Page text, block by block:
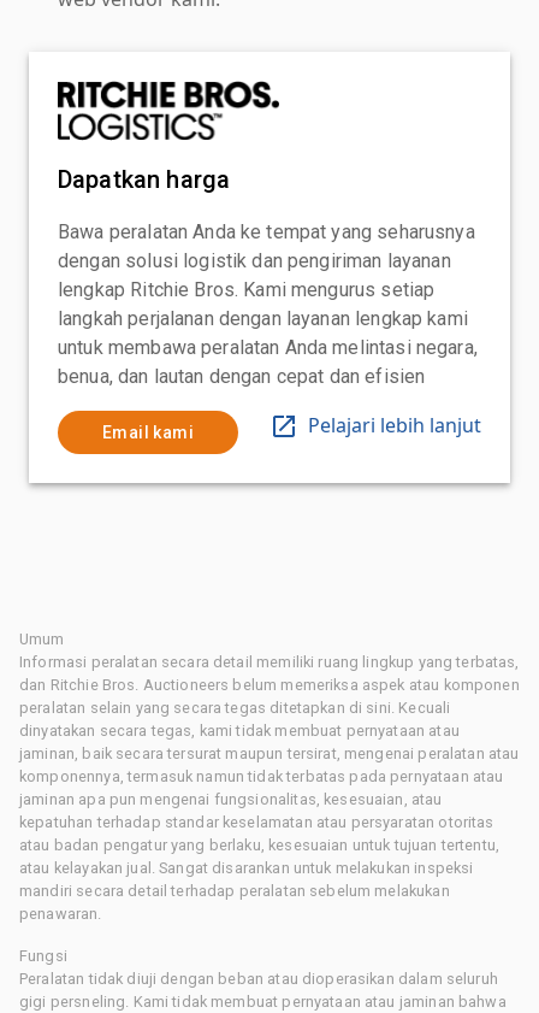
Dapatkan harga
Bawa peralatan Anda ke tempat yang seharusnya
dengan solusi logistik dan pengiriman layanan
lengkap Ritchie Bros. Kami mengurus setiap
langkah perjalanan dengan layanan lengkap kami
untuk membawa peralatan Anda melintasi negara,
benua, dan lautan dengan cepat dan efisien
Email kami Pelajari lebih lanjut
Umum
Informasi peralatan secara detail memiliki ruang lingkup yang terbatas,
dan Ritchie Bros. Auctioneers belum memeriksa aspek atau komponen
peralatan selain yang secara tegas ditetapkan di sini. Kecuali
dinyatakan secara tegas, kami tidak membuat pernyataan atau
jaminan, baik secara tersurat maupun tersirat, mengenai peralatan atau
komponennya, termasuk namun tidak terbatas pada pernyataan atau
jaminan apa pun mengenai fungsionalitas, kesesuaian, atau
kepatuhan terhadap standar keselamatan atau persyaratan otoritas
atau badan pengatur yang berlaku, kesesuaian untuk tujuan tertentu,
atau kelayakan jual. Sangat disarankan untuk melakukan inspeksi
mandiri secara detail terhadap peralatan sebelum melakukan
penawaran.
Fungsi
Peralatan tidak diuji dengan beban atau dioperasikan dalam seluruh
gigi persneling. Kami tidak membuat pernyataan atau jaminan bahwa